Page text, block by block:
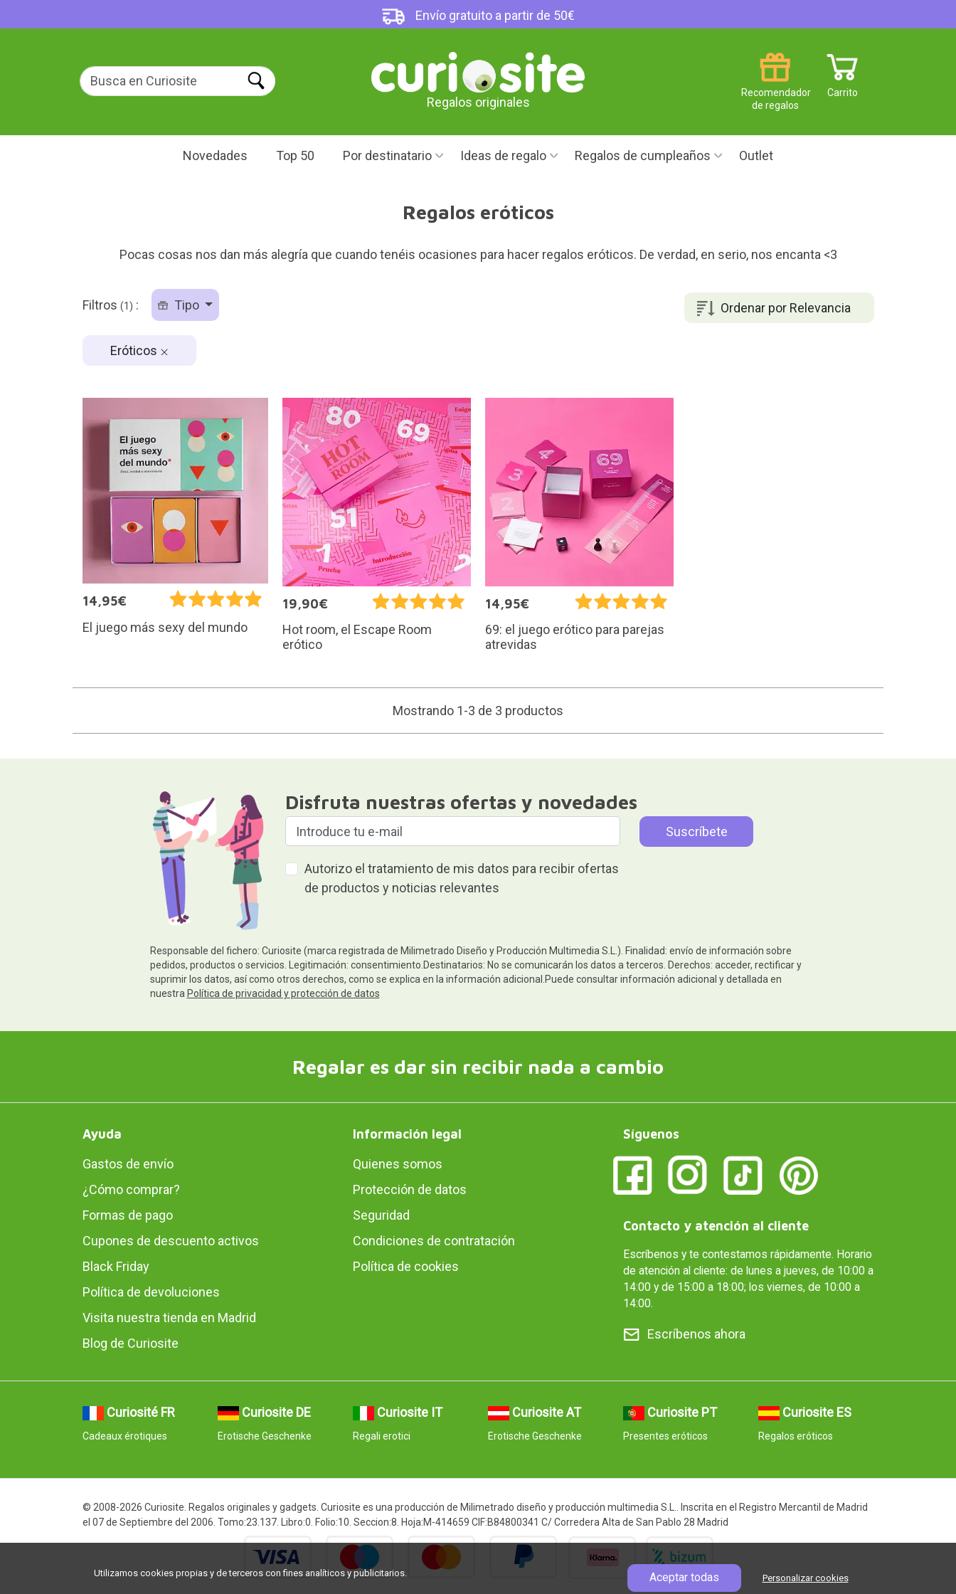
Envío gratuito a partir de 50€
Regalos originales
Carrito
Recomendador
de regalos
Novedades Top 50 Por destinatario Ideas de regalo Regalos de cumpleaños Outlet
Regalos eróticos
Pocas cosas nos dan más alegría que cuando tenéis ocasiones para hacer regalos eróticos. De verdad, en serio, nos encanta <3
Ordenar por Relevancia
Filtros (1) : Tipo
Eróticos
14,95€
El juego más sexy del mundo
19,90€
Hot room, el Escape Room
erótico
14,95€
69: el juego erótico para parejas
atrevidas
Mostrando 1-3 de 3 productos
Disfruta nuestras ofertas y novedades
Autorizo el tratamiento de mis datos para recibir ofertas
de productos y noticias relevantes
Responsable del fichero: Curiosite (marca registrada de Milimetrado Diseño y Producción Multimedia S.L.). Finalidad: envío de información sobre
pedidos, productos o servicios. Legitimación: consentimiento.Destinatarios: No se comunicarán los datos a terceros. Derechos: acceder, rectificar y
suprimir los datos, así como otros derechos, como se explica en la información adicional.Puede consultar información adicional y detallada en
nuestra Política de privacidad y protección de datos
Regalar es dar sin recibir nada a cambio
Ayuda
Gastos de envío
¿Cómo comprar?
Formas de pago
Cupones de descuento activos
Black Friday
Política de devoluciones
Visita nuestra tienda en Madrid
Blog de Curiosite
Información legal
Quienes somos
Protección de datos
Seguridad
Condiciones de contratación
Política de cookies
Síguenos
Contacto y atención al cliente
Escríbenos y te contestamos rápidamente. Horario
de atención al cliente: de lunes a jueves, de 10:00 a
14:00 y de 15:00 a 18:00; los viernes, de 10:00 a
14:00.
Escríbenos ahora
Curiosité FR
Cadeaux érotiques
Curiosite DE
Erotische Geschenke
Curiosite IT
Regali erotici
Curiosite AT
Erotische Geschenke
Curiosite PT
Presentes eróticos
Curiosite ES
Regalos eróticos
© 2008-2026 Curiosite. Regalos originales y gadgets. Curiosite es una producción de Milimetrado diseño y producción multimedia S.L.. Inscrita en el Registro Mercantil de Madrid
el 07 de Septiembre del 2006. Tomo:23.137. Libro:0. Folio:10. Seccion:8. Hoja:M-414659 CIF:B84800341 C/ Corredera Alta de San Pablo 28 Madrid
Utilizamos cookies propias y de terceros con fines analíticos y publicitarios. Aceptar todas Personalizar cookies